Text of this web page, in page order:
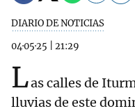
DIARIO DE NOTICIAS
04·05·25
21:29
Las calles de
lluvias de este